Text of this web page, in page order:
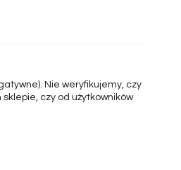
Nie weryfikujemy, czy
czy od użytkowników